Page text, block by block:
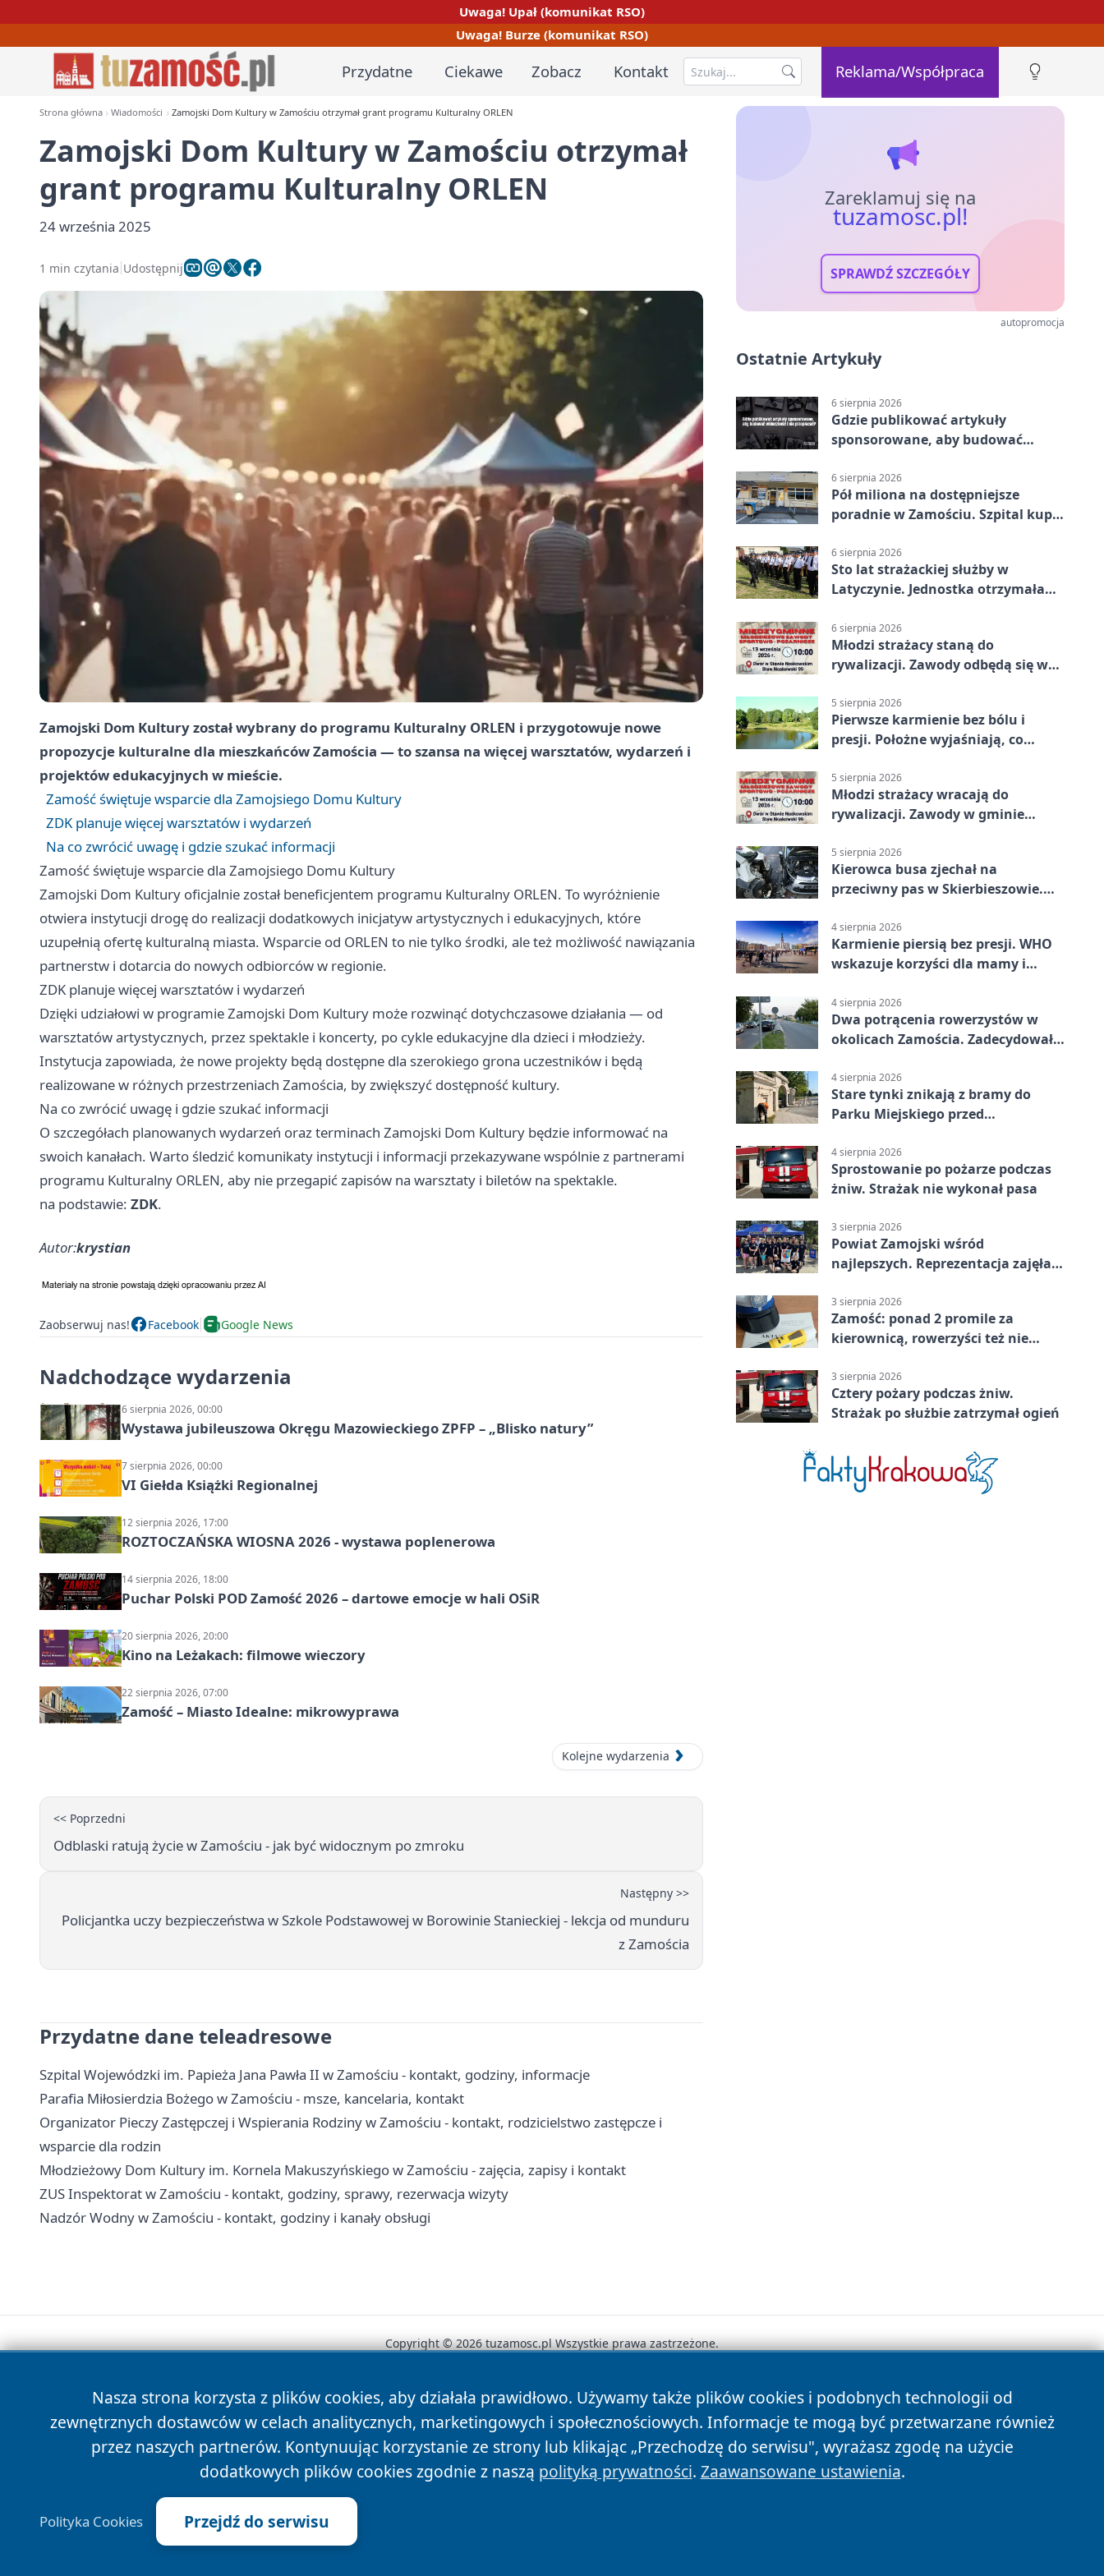
Uwaga! Upał (komunikat RSO)
Uwaga! Burze (komunikat RSO)
Przydatne Ciekawe Zobacz Kontakt Reklama/Współpraca
Strona główna Wiadomości Zamojski Dom Kultury w Zamościu otrzymał grant programu Kulturalny ORLEN
Zamojski Dom Kultury w Zamościu otrzymał
grant programu Kulturalny ORLEN
24 września 2025
1 min czytania Udostępnij
Zamojski Dom Kultury został wybrany do programu Kulturalny ORLEN i przygotowuje nowe
propozycje kulturalne dla mieszkańców Zamościa — to szansa na więcej warsztatów, wydarzeń i
projektów edukacyjnych w mieście.
Zamość świętuje wsparcie dla Zamojsiego Domu Kultury
ZDK planuje więcej warsztatów i wydarzeń
Na co zwrócić uwagę i gdzie szukać informacji
Zamość świętuje wsparcie dla Zamojsiego Domu Kultury
Zamojski Dom Kultury oficjalnie został beneficjentem programu Kulturalny ORLEN. To wyróżnienie
otwiera instytucji drogę do realizacji dodatkowych inicjatyw artystycznych i edukacyjnych, które
uzupełnią ofertę kulturalną miasta. Wsparcie od ORLEN to nie tylko środki, ale też możliwość nawiązania
partnerstw i dotarcia do nowych odbiorców w regionie.
ZDK planuje więcej warsztatów i wydarzeń
Dzięki udziałowi w programie Zamojski Dom Kultury może rozwinąć dotychczasowe działania — od
warsztatów artystycznych, przez spektakle i koncerty, po cykle edukacyjne dla dzieci i młodzieży.
Instytucja zapowiada, że nowe projekty będą dostępne dla szerokiego grona uczestników i będą
realizowane w różnych przestrzeniach Zamościa, by zwiększyć dostępność kultury.
Na co zwrócić uwagę i gdzie szukać informacji
O szczegółach planowanych wydarzeń oraz terminach Zamojski Dom Kultury będzie informować na
swoich kanałach. Warto śledzić komunikaty instytucji i informacji przekazywane wspólnie z partnerami
programu Kulturalny ORLEN, aby nie przegapić zapisów na warsztaty i biletów na spektakle.
na podstawie: ZDK.
Autor:krystian
Zaobserwuj nas! Facebook Google News
Nadchodzące wydarzenia
6 sierpnia 2026, 00:00
Wystawa jubileuszowa Okręgu Mazowieckiego ZPFP – „Blisko natury”
7 sierpnia 2026, 00:00
VI Giełda Książki Regionalnej
12 sierpnia 2026, 17:00
ROZTOCZAŃSKA WIOSNA 2026 - wystawa poplenerowa
14 sierpnia 2026, 18:00
Puchar Polski POD Zamość 2026 – dartowe emocje w hali OSiR
20 sierpnia 2026, 20:00
Kino na Leżakach: filmowe wieczory
22 sierpnia 2026, 07:00
Zamość – Miasto Idealne: mikrowyprawa
Kolejne wydarzenia
<< Poprzedni
Odblaski ratują życie w Zamościu - jak być widocznym po zmroku
Następny >>
Policjantka uczy bezpieczeństwa w Szkole Podstawowej w Borowinie Stanieckiej - lekcja od munduru
z Zamościa
Przydatne dane teleadresowe
Szpital Wojewódzki im. Papieża Jana Pawła II w Zamościu - kontakt, godziny, informacje
Parafia Miłosierdzia Bożego w Zamościu - msze, kancelaria, kontakt
Organizator Pieczy Zastępczej i Wspierania Rodziny w Zamościu - kontakt, rodzicielstwo zastępcze i
wsparcie dla rodzin
Młodzieżowy Dom Kultury im. Kornela Makuszyńskiego w Zamościu - zajęcia, zapisy i kontakt
ZUS Inspektorat w Zamościu - kontakt, godziny, sprawy, rezerwacja wizyty
Nadzór Wodny w Zamościu - kontakt, godziny i kanały obsługi
Zareklamuj się na
tuzamosc.pl!
SPRAWDŹ SZCZEGÓŁY
autopromocja
Ostatnie Artykuły
6 sierpnia 2026
Gdzie publikować artykuły
sponsorowane, aby budować
6 sierpnia 2026
Pół miliona na dostępniejsze
poradnie w Zamościu. Szpital kupi
6 sierpnia 2026
Sto lat strażackiej służby w
Latyczynie. Jednostka otrzymała
6 sierpnia 2026
Młodzi strażacy staną do
rywalizacji. Zawody odbędą się w
5 sierpnia 2026
Pierwsze karmienie bez bólu i
presji. Położne wyjaśniają, co
5 sierpnia 2026
Młodzi strażacy wracają do
rywalizacji. Zawody w gminie
5 sierpnia 2026
Kierowca busa zjechał na
przeciwny pas w Skierbieszowie.
4 sierpnia 2026
Karmienie piersią bez presji. WHO
wskazuje korzyści dla mamy i
4 sierpnia 2026
Dwa potrącenia rowerzystów w
okolicach Zamościa. Zadecydowało
4 sierpnia 2026
Stare tynki znikają z bramy do
Parku Miejskiego przed
4 sierpnia 2026
Sprostowanie po pożarze podczas
żniw. Strażak nie wykonał pasa
3 sierpnia 2026
Powiat Zamojski wśród
najlepszych. Reprezentacja zajęła
3 sierpnia 2026
Zamość: ponad 2 promile za
kierownicą, rowerzyści też nie
3 sierpnia 2026
Cztery pożary podczas żniw.
Strażak po służbie zatrzymał ogień
Nasza strona korzysta z plików cookies, aby działała prawidłowo. Używamy także plików cookies i podobnych technologii od
zewnętrznych dostawców w celach analitycznych, marketingowych i społecznościowych. Informacje te mogą być przetwarzane również
przez naszych partnerów. Kontynuując korzystanie ze strony lub klikając „Przechodzę do serwisu", wyrażasz zgodę na użycie
dodatkowych plików cookies zgodnie z naszą polityką prywatności. Zaawansowane ustawienia.
Polityka Cookies Przejdź do serwisu
Copyright © 2026 tuzamosc.pl Wszystkie prawa zastrzeżone.
News Autorzy Polityka Prywatności Polityka Cookies